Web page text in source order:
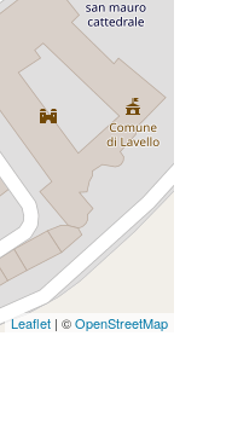
Leaflet | ©OpenStreetMap